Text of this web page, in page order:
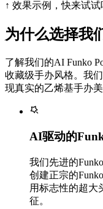
↑ 效果示例，快来试试
为什么选择我
了解我们的AI Funko
收藏级手办风格。我
现真实的乙烯基手办美
AI驱动的
我们先进的
创建正宗的
用标志性的超大
征。